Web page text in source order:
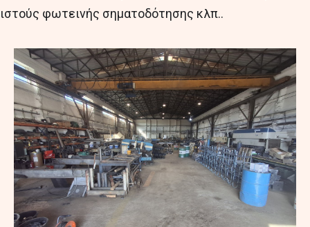
ιστούς φωτεινής σηματοδότησης κλπ..